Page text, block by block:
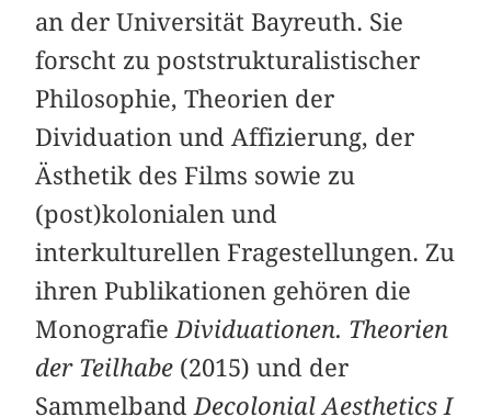
an der Universität Bayreuth. Sie
forscht zu poststrukturalistischer
Philosophie, Theorien der
Dividuation und Affizierung, der
Ästhetik des Films sowie zu
(post)kolonialen und
interkulturellen Fragestellungen. Zu
ihren Publikationen gehören die
MonografieDividuationen. Theorien
der Teilhabe (2015) und der
SammelbandDecolonial Aesthetics I